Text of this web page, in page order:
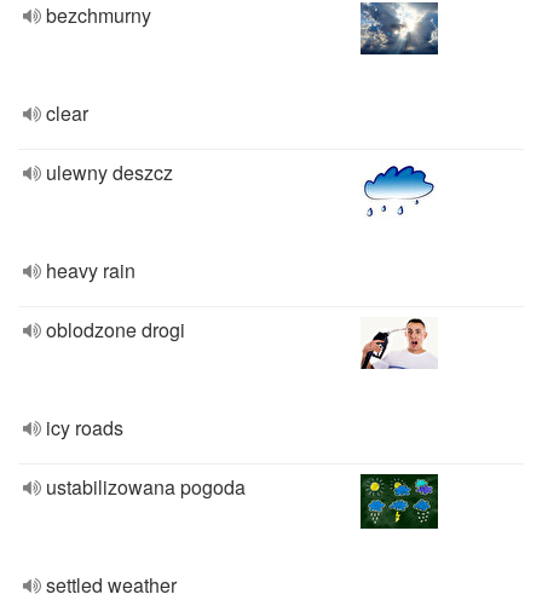
bezchmurny
clear
ulewny deszcz
heavy rain
oblodzone drogi
icy roads
ustabilizowana pogoda
settled weather